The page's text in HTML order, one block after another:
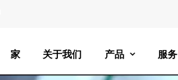
家 关于我们 产品 服务